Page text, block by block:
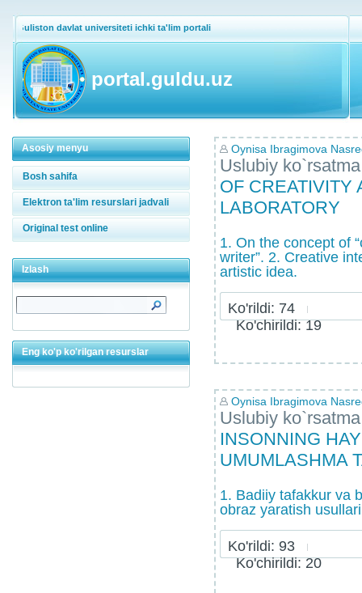
Guliston davlat universiteti ichki ta'lim portali
portal.guldu.uz
Asosiy menyu
Bosh sahifa
Elektron ta'lim resurslari jadvali
Original test online
Izlash
Eng ko'p ko'rilgan resurslar
Oynisa Ibragimova
Uslubiy ko`rsatma
OF CREATIVITY
LABORATORY
1. On the concept of
writer”. 2. Creative
artistic idea.
Ko'rildi: 74
Ko'chirildi: 19
Oynisa Ibragimova
Uslubiy ko`rsatma
INSONNING
UMUMLASHMA
1. Badiiy tafakkur va
obraz yaratish usullari
Ko'rildi: 93
Ko'chirildi: 20